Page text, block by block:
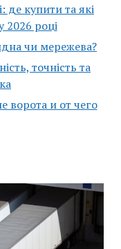
де купити та які
2026 році
чи мережева?
точність та
ворота и от чего